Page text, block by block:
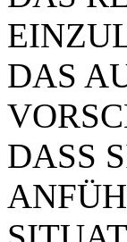
DAS
DASS